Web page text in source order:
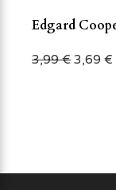
Edgard
3,99€ 3,69 €